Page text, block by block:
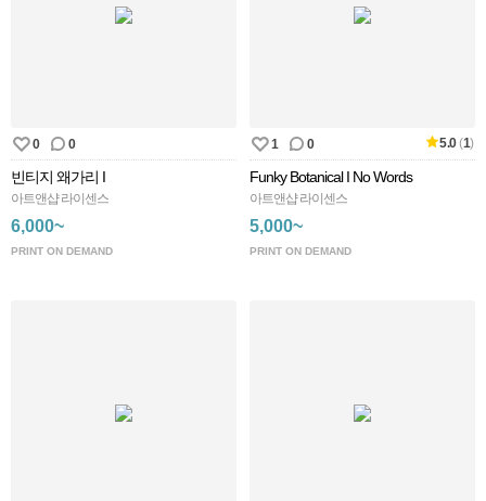
0 0
빈티지 왜가리 I
아트앤샵 라이센스
6,000~
PRINT ON DEMAND
1 0 5.0(1)
Funky Botanical I No Words
아트앤샵 라이센스
5,000~
PRINT ON DEMAND